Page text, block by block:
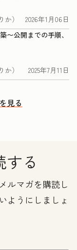
）
2026年1月06日
〜公開までの手順、
） 2025年7月11日
見る
する
ルマガを購読し
ようにしましょ